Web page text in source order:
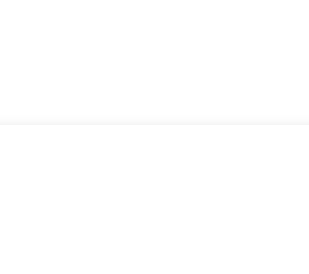
sans complications.
du marché.